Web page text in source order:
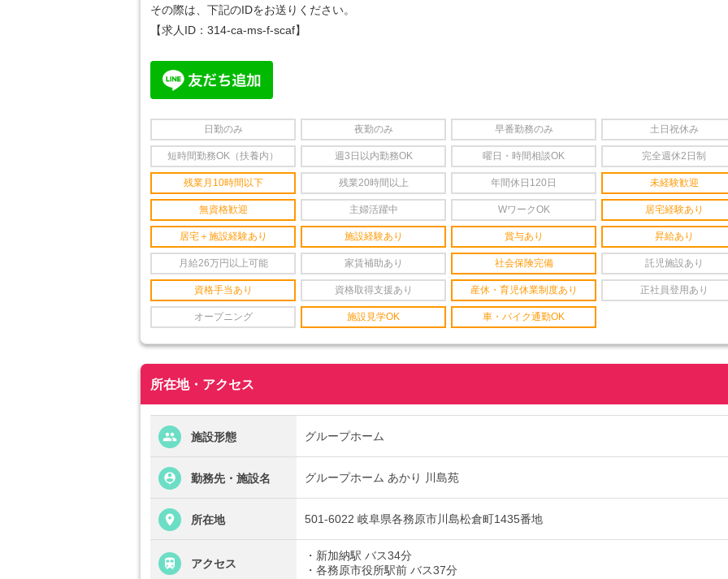
その際は、下記のIDをお送りください。
【求人ID：314-ca-ms-f-scaf】
日勤のみ 夜勤のみ 早番勤務のみ 土日祝休み
短時間勤務OK（扶養内） 週3日以内勤務OK 曜日・時間相談OK 完全週休2日制
残業月10時間以下 残業20時間以上 年間休日120日 未経験歓迎
無資格歓迎 主婦活躍中 WワークOK 居宅経験あり
居宅＋施設経験あり 施設経験あり 賞与あり 昇給あり
月給26万円以上可能 家賃補助あり 社会保険完備 託児施設あり
資格手当あり 資格取得支援あり 産休・育児休業制度あり 正社員登用あり
オープニング 施設見学OK 車・バイク通勤OK
所在地・アクセス
施設形態 グループホーム
勤務先・施設名 グループホーム あかり 川島苑
所在地 501-6022 岐阜県各務原市川島松倉町1435番地
アクセス
・新加納駅 バス34分
・各務原市役所駅前 バス37分